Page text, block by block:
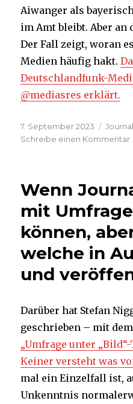
Meinungen
Aiwanger als
im Amt bleibt. Aber an
Der Fall zeigt, woran
Medien häufig hakt.
Deutschlandfunk-
@mediasres erklärt.
Veröffentlicht
am
7. September 2023
Schreibe einen Kommentar
Wenn
mit
können,
welche in
und
Darüber hat Stefan
geschrieben – mit
„Umfrage unter
Keiner versteht was
mal ein Einzelfall ist,
Unkenntnis